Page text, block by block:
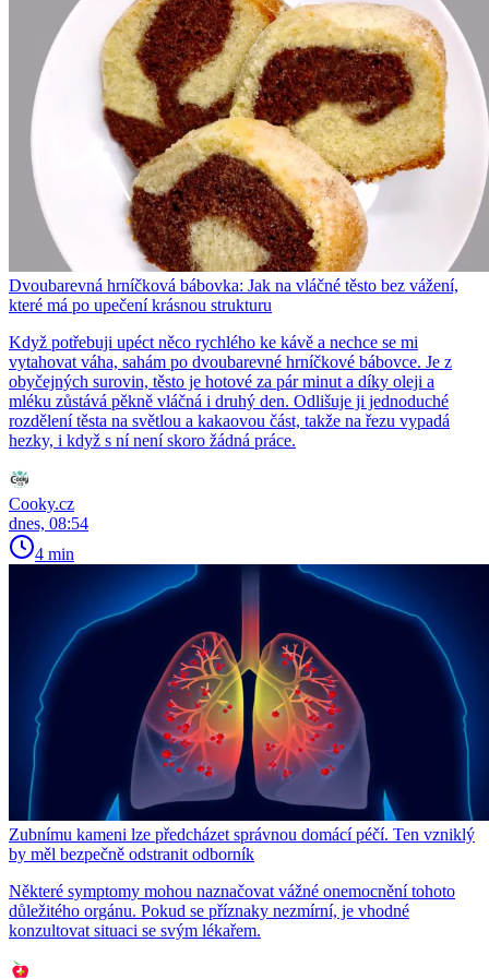
Dvoubarevná hrníčková bábovka: Jak na vláčné těsto bez vážení,
které má po upečení krásnou strukturu
Když potřebuji upéct něco rychlého ke kávě a nechce se mi
vytahovat váha, sahám po dvoubarevné hrníčkové bábovce. Je z
obyčejných surovin, těsto je hotové za pár minut a díky oleji a
mléku zůstává pěkně vláčná i druhý den. Odlišuje ji jednoduché
rozdělení těsta na světlou a kakaovou část, takže na řezu vypadá
hezky, i když s ní není skoro žádná práce.
Cooky.cz
dnes, 08:54
4 min
Zubnímu kameni lze předcházet správnou domácí péčí. Ten vzniklý
by měl bezpečně odstranit odborník
Některé symptomy mohou naznačovat vážné onemocnění tohoto
důležitého orgánu. Pokud se příznaky nezmírní, je vhodné
konzultovat situaci se svým lékařem.